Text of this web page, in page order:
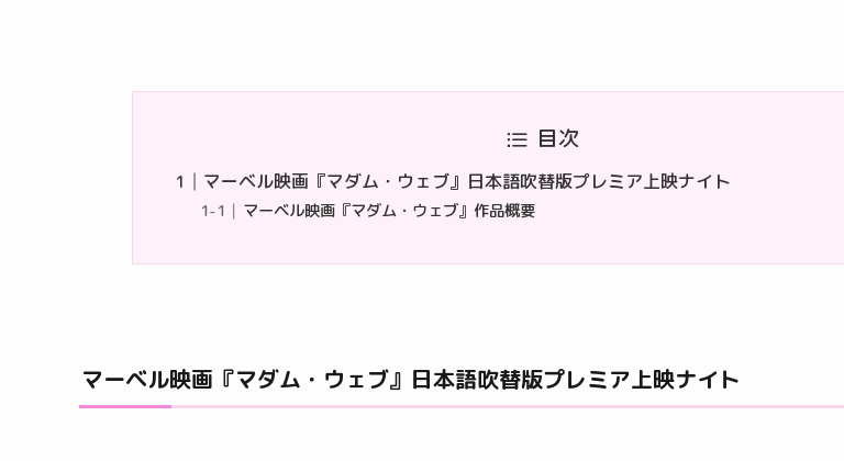
目次
マーベル映画『マダム・ウェブ』日本語吹替版プレミア上映ナイト
マーベル映画『マダム・ウェブ』作品概要
マーベル映画『マダム・ウェブ』日本語吹替版プレミア上映ナイト